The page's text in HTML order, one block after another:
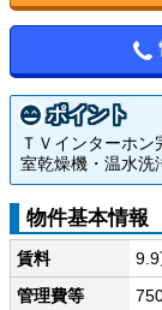
ポイント
ＴＶインターホ
室乾燥機・温水洗
物件基本情報
賃料
9.9
管理費等